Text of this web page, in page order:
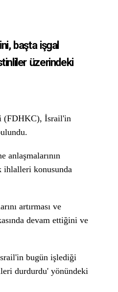
başta işgal
üzerindeki
(FDHKC), İsrail'in
anlaşmalarının
ihlalleri konusunda
artırması ve
devam ettiğini ve
bugün işlediği
durdurdu' yönündeki